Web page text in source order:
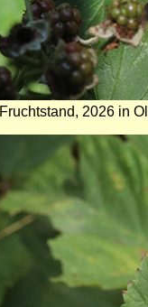
Fruchtstand, 2026 in